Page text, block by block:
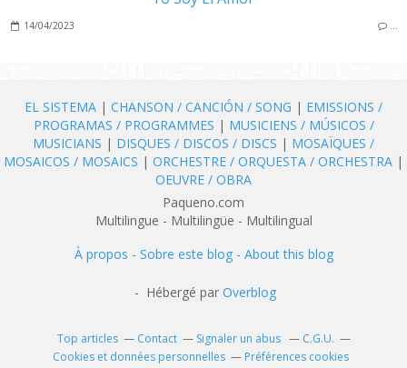
14/04/2023 …
EL SISTEMA | CHANSON / CANCIÓN / SONG | EMISSIONS /
PROGRAMAS / PROGRAMMES | MUSICIENS / MÚSICOS /
MUSICIANS | DISQUES / DISCOS / DISCS | MOSAÏQUES /
MOSAICOS / MOSAICS | ORCHESTRE / ORQUESTA / ORCHESTRA |
OEUVRE / OBRA
Paqueno.com
Multilingue - Multilingüe - Multilingual
À propos - Sobre este blog - About this blog
- Hébergé par Overblog
Top articles Contact Signaler un abus
C.G.U.
Cookies et données personnelles
Préférences cookies